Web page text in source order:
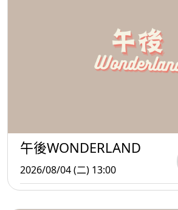
午後WONDERLAND
2026/08/04 (二) 13:00